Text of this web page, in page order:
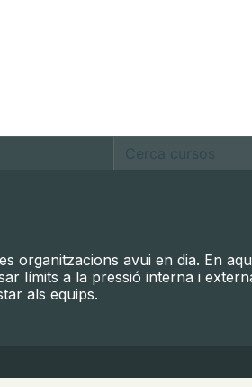
organitzacions avui en dia. En
límits a la pressió interna i
als equips.